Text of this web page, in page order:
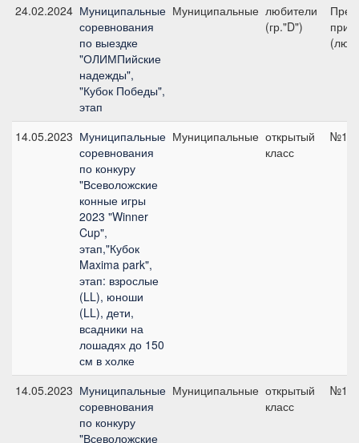
24.02.2024 Муниципальные
соревнования
по выездке
"ОЛИМПийские
надежды",
"Кубок Победы",
этап
Муниципальные любители
(гр."D")
приз
14.05.2023 Муниципальные
соревнования
по конкуру
"Всеволожские
конные игры
2023 "Winner
Cup",
этап,"Кубок
Maxima park",
этап: взрослые
(LL), юноши
(LL), дети,
всадники на
лошадях до 150
см в холке
Муниципальные открытый
класс
14.05.2023 Муниципальные
соревнования
по конкуру
"Всеволожские
Муниципальные открытый
класс